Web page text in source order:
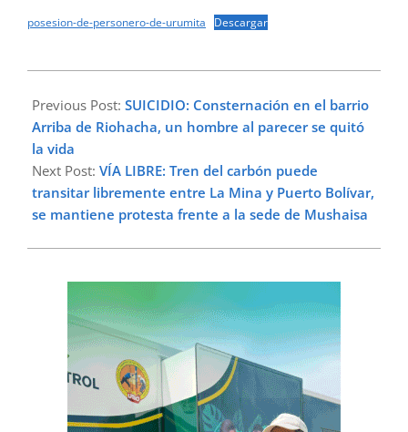
posesion-de-personero-de-urumita Descargar
03-
04
Previous Post: SUICIDIO: Consternación en el barrio
Arriba de Riohacha, un hombre al parecer se quitó
la vida
Next Post: VÍA LIBRE: Tren del carbón puede
transitar libremente entre La Mina y Puerto Bolívar,
se mantiene protesta frente a la sede de Mushaisa